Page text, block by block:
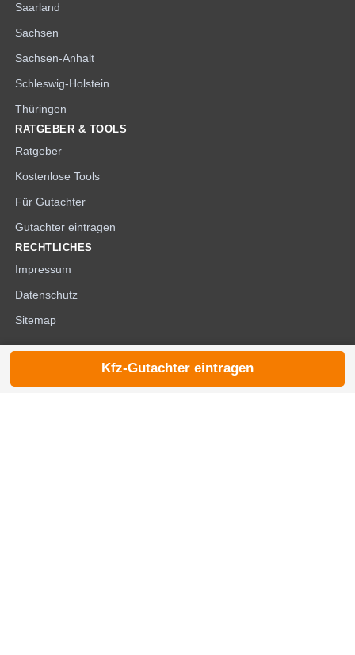
Saarland
Sachsen
Sachsen-Anhalt
Schleswig-Holstein
Thüringen
RATGEBER & TOOLS
Ratgeber
Kostenlose Tools
Für Gutachter
Gutachter eintragen
RECHTLICHES
Impressum
Datenschutz
Sitemap
© 2026 die-kfzgutachter.de |
Kfz-Gutachter eintragen